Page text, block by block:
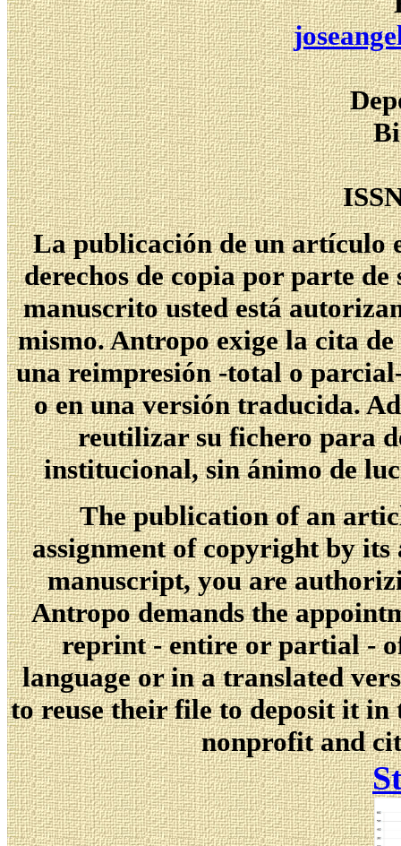
La publicación de un artículo
derechos de copia por parte
manuscrito usted está
mismo. Antropo exige la cita
una reimpresión -total o
o en una versión traducida.
reutilizar su fichero para
institucional, sin ánimo de
The publication of an
assignment of copyright by its
manuscript, you are
Antropo demands the
reprint - entire or partial -
language or in a translated
to reuse their file to deposit it
nonprofit and